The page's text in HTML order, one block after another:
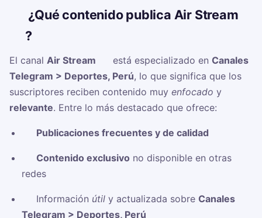
¿Qué contenido publica Air Stream
⚽️?
El canal Air Stream ⚽️ está especializado en Canales
Telegram > Deportes, Perú, lo que significa que los
suscriptores reciben contenido muy enfocado y
relevante. Entre lo más destacado que ofrece:
Publicaciones frecuentes y de calidad
Contenido exclusivo no disponible en otras
redes
✅ Información útily actualizada sobre Canales
Telegram > Deportes, Perú